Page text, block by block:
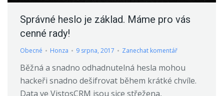
Správné heslo je základ. Máme pro vás
cenné rady!
Obecné Honza 9 srpna, 2017 Zanechat komentář
Běžná a snadno odhadnutelná hesla mohou
hackeři snadno dešifrovat během krátké chvíle.
Data ve VistosCRM jsou sice střežena,